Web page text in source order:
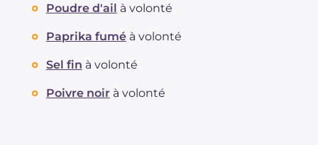
Poudre d'ail à volonté
Paprika fumé à volonté
Sel fin à volonté
Poivre noir à volonté